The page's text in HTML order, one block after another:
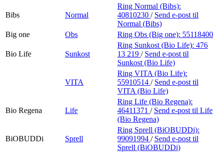
Bibs Normal
Ring Normal (Bibs):
40810230 / Send e-post til
Normal (Bibs)
Big one
Obs Ring Obs (Big one): 55118400
Bio Life Sunkost
Ring Sunkost (Bio Life): 476
13 219 / Send e-post til
Sunkost (Bio Life)
VITA
Ring VITA (Bio Life):
55910514 / Send e-post til
VITA (Bio Life)
Bio Regena Life
Ring Life (Bio Regena):
46411371 / Send e-post til Life
(Bio Regena)
BiOBUDDi Sprell
Ring Sprell (BiOBUDDi):
99091994 / Send e-post til
Sprell (BiOBUDDi)